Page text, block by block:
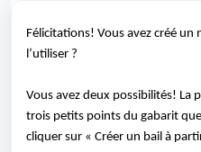
Félicitations! Vous avez créé
l’utiliser ?
Vous avez deux possibilités! La
trois petits points du gabarit
cliquer sur « Créer un bail à